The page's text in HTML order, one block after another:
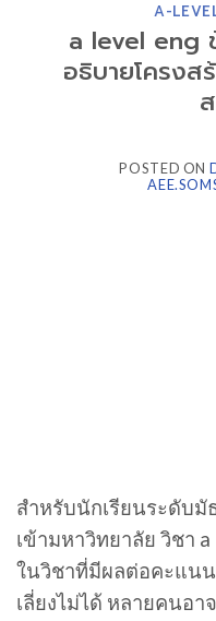
A-
a level eng
อธิบายโครงส
POSTED ON
สำหรับนักเรียนระดับมั
เข้ามหาวิทยาลัย วิชา
ในวิชาที่มีผลต่อคะแน
เลี่ยงไม่ได้ หลายคนอ